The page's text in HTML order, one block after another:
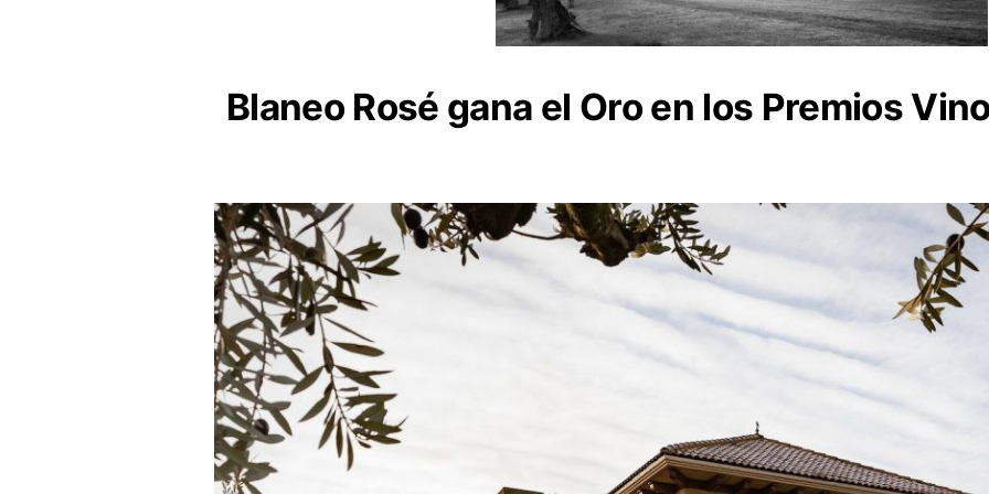
Blaneo Rosé gana el Oro en los Premios